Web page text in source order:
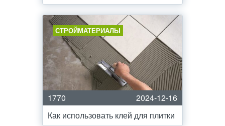
СТРОЙМАТЕРИАЛЫ
1770
2024-12-16
Как использовать клей для плитки